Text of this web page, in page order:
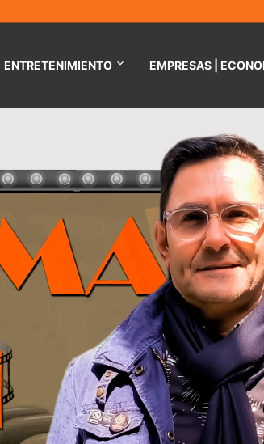
ENTRETENIMIENTO EMPRESAS |